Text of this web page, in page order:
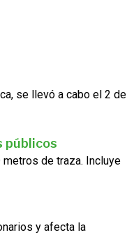
se llevó a cabo el 2 de
públicos
metros de traza. Incluye
y afecta la